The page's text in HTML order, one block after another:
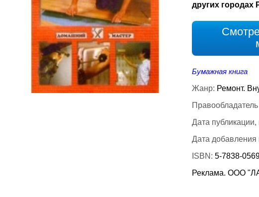
других городах
Бумажная книга
Жанр: Ремонт.
Дата публикации,
Дата добавления
ISBN: 5-7838-
Реклама. ООО